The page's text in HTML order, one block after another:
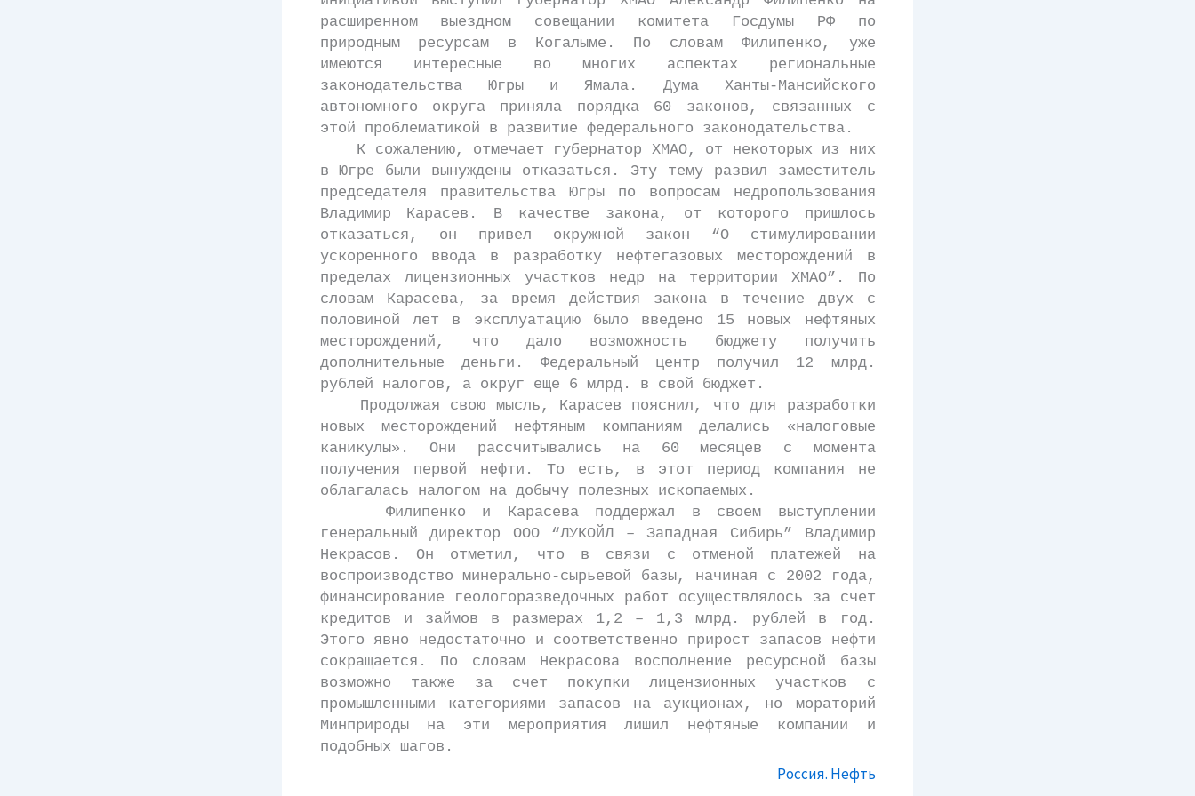
расширенном выездном совещании комитета Госдумы РФ по
природным ресурсам в Когалыме. По словам Филипенко, уже
имеются интересные во многих аспектах региональные
законодательства Югры и Ямала. Дума Ханты-Мансийского
автономного округа приняла порядка 60 законов, связанных с
этой проблематикой в развитие федерального законодательства.
К сожалению, отмечает губернатор ХМАО, от некоторых из них
в Югре были вынуждены отказаться. Эту тему развил заместитель
председателя правительства Югры по вопросам недропользования
Владимир Карасев. В качестве закона, от которого пришлось
отказаться, он привел окружной закон “О стимулировании
ускоренного ввода в разработку нефтегазовых месторождений в
пределах лицензионных участков недр на территории ХМАО”. По
словам Карасева, за время действия закона в течение двух с
половиной лет в эксплуатацию было введено 15 новых нефтяных
месторождений, что дало возможность бюджету получить
дополнительные деньги. Федеральный центр получил 12 млрд.
рублей налогов, а округ еще 6 млрд. в свой бюджет.
Продолжая свою мысль, Карасев пояснил, что для разработки
новых месторождений нефтяным компаниям делались «налоговые
каникулы». Они рассчитывались на 60 месяцев с момента
получения первой нефти. То есть, в этот период компания не
облагалась налогом на добычу полезных ископаемых.
Филипенко и Карасева поддержал в своем выступлении
генеральный директор ООО “ЛУКОЙЛ – Западная Сибирь” Владимир
Некрасов. Он отметил, что в связи с отменой платежей на
воспроизводство минерально-сырьевой базы, начиная с 2002 года,
финансирование геологоразведочных работ осуществлялось за счет
кредитов и займов в размерах 1,2 – 1,3 млрд. рублей в год.
Этого явно недостаточно и соответственно прирост запасов нефти
сокращается. По словам Некрасова восполнение ресурсной базы
возможно также за счет покупки лицензионных участков с
промышленными категориями запасов на аукционах, но мораторий
Минприроды на эти мероприятия лишил нефтяные компании и
подобных шагов.
Россия. Нефть